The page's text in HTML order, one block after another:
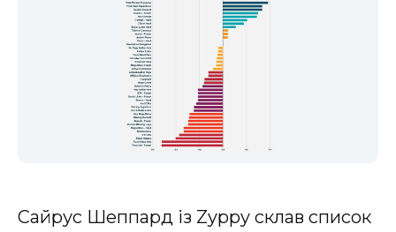
Сайрус Шеппард із Zyppy склав список